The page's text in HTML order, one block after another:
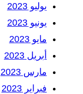
يوليو 2023
يونيو 2023
مايو 2023
أبريل 2023
مارس 2023
فبراير 2023